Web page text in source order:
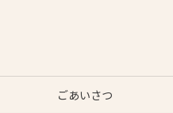
ごあいさつ